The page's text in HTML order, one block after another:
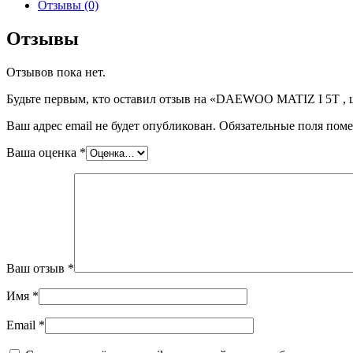
DAEWOO
I
5T
шт
Отзывы (0)
Отзывы
Отзывов пока нет.
Будьте первым, кто оставил отзыв на «DAEWOO MATIZ I 5T ,
Ваш адрес email не будет опубликован. Обязательные поля
Ваша оценка *
Ваш отзыв *
Имя *
Email *